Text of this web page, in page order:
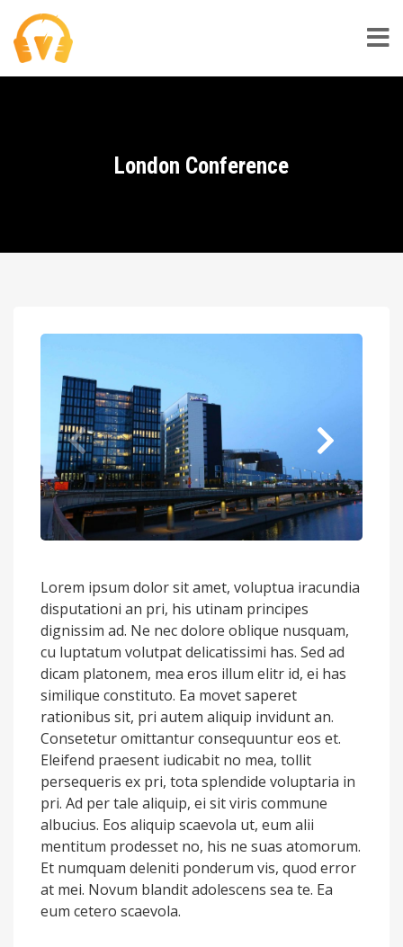
London Conference
Lorem ipsum dolor sit amet, voluptua iracundia
disputationi an pri, his utinam principes
dignissim ad. Ne nec dolore oblique nusquam,
cu luptatum volutpat delicatissimi has. Sed ad
dicam platonem, mea eros illum elitr id, ei has
similique constituto. Ea movet saperet
rationibus sit, pri autem aliquip invidunt an.
Consetetur omittantur consequuntur eos et.
Eleifend praesent iudicabit no mea, tollit
persequeris ex pri, tota splendide voluptaria in
pri. Ad per tale aliquip, ei sit viris commune
albucius. Eos aliquip scaevola ut, eum alii
mentitum prodesset no, his ne suas atomorum.
Et numquam deleniti ponderum vis, quod error
at mei. Novum blandit adolescens sea te. Ea
eum cetero scaevola.